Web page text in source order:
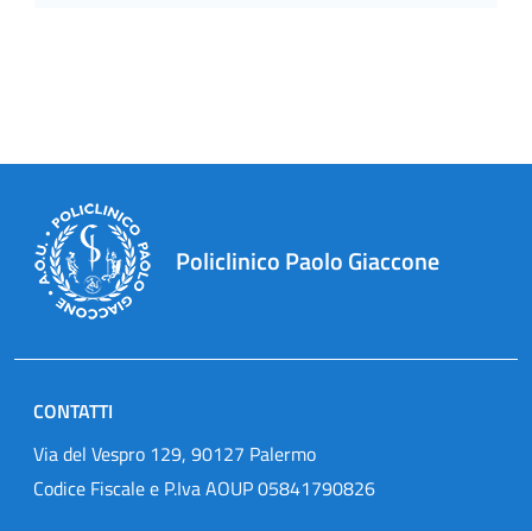
Policlinico Paolo Giaccone
CONTATTI
Via del Vespro 129, 90127 Palermo
Codice Fiscale e P.Iva AOUP 05841790826